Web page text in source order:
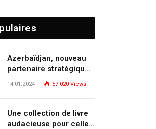
Azerbaïdjan, nouveau
partenaire stratégique
de l’Union européenne
14.01.2024 57 020 Views
Une collection de livre
audacieuse pour celles